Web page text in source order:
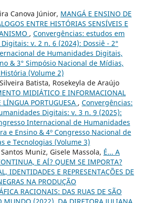
Canova Júnior, MANGÁ E ENSINO DE
ENTRE HISTÓRIAS SENSÍVEIS E
, Convergências: estudos em
v. 2 n. 6 (2024): Dossiê - 2°
de Humanidades Digitais,
& 3° Simpósio Nacional de Mídias,
(Volume 2)
Batista, Rosekeyla de Araújo
MIDIÁTICO E INFORMACIONAL
LÍNGUA PORTUGUESA , Convergências:
Digitais: v. 3 n. 9 (2025):
Internacional de Humanidades
e Ensino & 4º Congresso Nacional de
e Tecnologias (Volume 3)
Muniz, Gisele Massola, É... A
E AÍ? QUEM SE IMPORTA?
IDENTIDADES E REPRESENTAÇÕES DE
NA PRODUÇÃO
RACIONAIS: DAS RUAS DE SÃO